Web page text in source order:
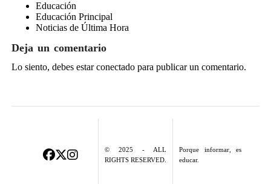
Educación
Educación Principal
Noticias de Última Hora
Deja un comentario
Lo siento, debes estarconectadopara publicar un comentario.
© 2025 - ALL
RIGHTS RESERVED.
Porque informar, es
educar.